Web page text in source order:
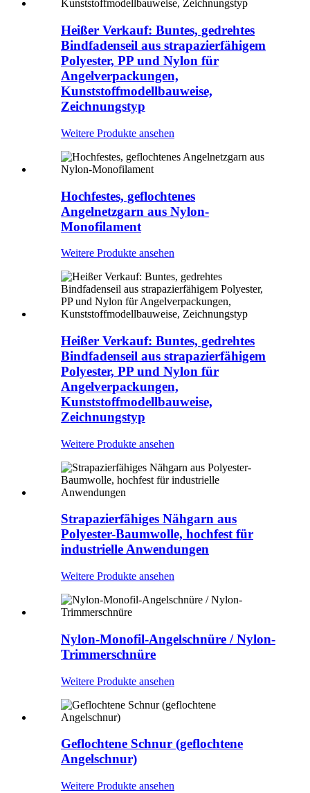
Heißer Verkauf: Buntes, gedrehtes
Bindfadenseil aus strapazierfähigem
Polyester, PP und Nylon für
Angelverpackungen,
Kunststoffmodellbauweise,
Zeichnungstyp
Weitere Produkte ansehen
Hochfestes, geflochtenes
Angelnetzgarn aus Nylon-
Monofilament
Weitere Produkte ansehen
Heißer Verkauf: Buntes, gedrehtes
Bindfadenseil aus strapazierfähigem
Polyester, PP und Nylon für
Angelverpackungen,
Kunststoffmodellbauweise,
Zeichnungstyp
Weitere Produkte ansehen
Strapazierfähiges Nähgarn aus
Polyester-Baumwolle, hochfest für
industrielle Anwendungen
Weitere Produkte ansehen
Nylon-Monofil-Angelschnüre / Nylon-
Trimmerschnüre
Weitere Produkte ansehen
Geflochtene Schnur (geflochtene
Angelschnur)
Weitere Produkte ansehen